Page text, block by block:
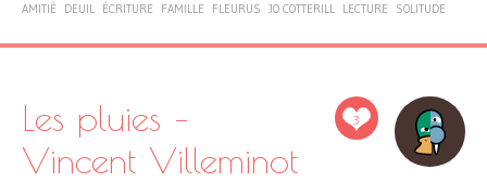
AMITIÉ DEUIL ÉCRITURE FAMILLE FLEURUS JO COTTERILL LECTURE SOLITUDE
3
Les pluies –
Vincent Villeminot